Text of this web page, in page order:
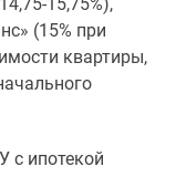
(15% при
квартиры,
с ипотекой